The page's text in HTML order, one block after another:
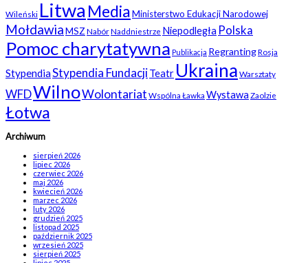
Wileński Litwa MediaMinisterstwo Edukacji Narodowej
MołdawiaMSZ NabórNaddniestrze Niepodległa Polska
Pomoc charytatywna Publikacja RegrantingRosja
StypendiaStypendia FundacjiTeatr Ukraina Warsztaty
WFDWilnoWolontariat Wspólna Ławka Wystawa Zaolzie
Łotwa
Archiwum
sierpień 2026
lipiec 2026
czerwiec 2026
maj 2026
kwiecień 2026
marzec 2026
luty 2026
grudzień 2025
listopad 2025
październik 2025
wrzesień 2025
sierpień 2025